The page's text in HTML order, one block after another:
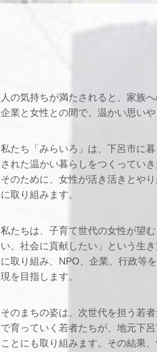
人の気持ちが満たされると、家族
企業と女性との間で、温かい思い
私たち「みらいろ」は、下呂市に
された温かい暮らしをつくっていき
そのために、女性が活き活きとや
に取り組みます。
私たちは、子育て世代の女性が望
い、社会に貢献したい」という生
に取り組み、NPO、企業、行政等
現を目指します。
そのまちの姿は、次世代を担う若
で育っていく若者たちが、地元下
ことにも取り組みます。その結果